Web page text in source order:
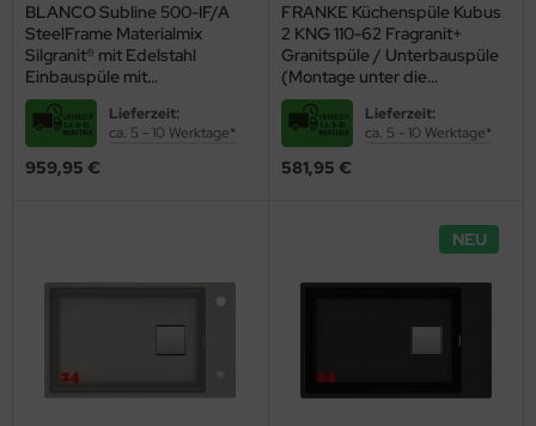
BLANCO Subline 500-IF/A
SteelFrame Materialmix
Silgranit® mit Edelstahl
Einbauspüle mit
Ablaufsystem InFino
ZugknopfventilLieferzeit:
ca. 5 - 10 Werktage*
959,95 €
FRANKE Küchenspüle Kubus
2 KNG 110-62 Fragranit+
Granitspüle / Unterbauspüle
(Montage unter die
Arbeitsplatte) Black Matt -
Black Collection
Drehknopfventil
Lieferzeit:
ca. 5 - 10 Werktage*
581,95 €
NEU